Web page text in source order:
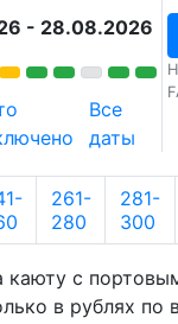
- 28.08.2026
Все
даты
261-
280
281-
300
каюту с
в рублях по